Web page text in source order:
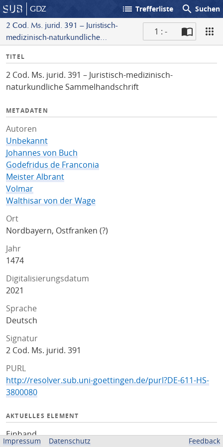
GDZ list Trefferliste search Suchen
2 Cod. Ms. jurid. 391 – Juristisch-
medizinisch-naturkundliche
1 : -
I
f
o
TITEL
2 Cod. Ms. jurid. 391 – Juristisch-medizinisch-
naturkundliche Sammelhandschrift
METADATEN
Autoren
Unbekannt
Johannes von Buch
Godefridus de Franconia
Meister Albrant
Volmar
Walthisar von der Wage
Ort
Nordbayern, Ostfranken (?)
Jahr
1474
Digitalisierungsdatum
2021
Sprache
Deutsch
Signatur
2 Cod. Ms. jurid. 391
PURL
http://resolver.sub.uni-goettingen.de/purl?DE-611-HS-
3800080
AKTUELLES ELEMENT
Einband
Impressum Datenschutz Feedback